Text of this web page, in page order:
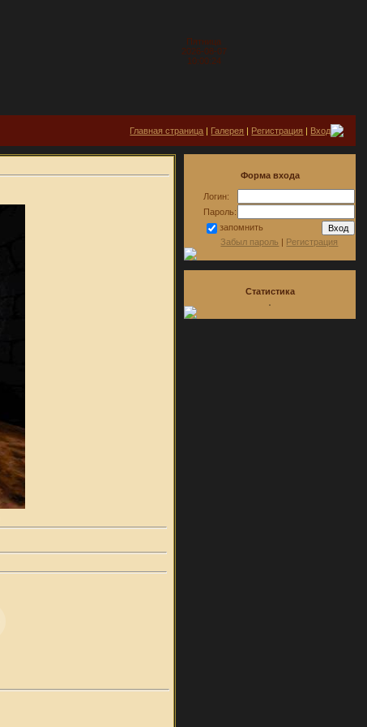
Пятница
2026-08-07
10:00:24
Главная страница | Галерея | Регистрация | Вход
Форма входа
Логин:
Пароль:
запомнить
Забыл пароль | Регистрация
Статистика